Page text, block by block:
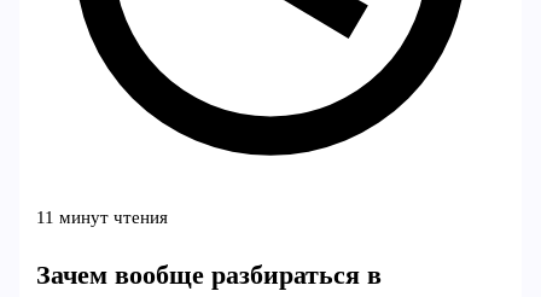
11 минут чтения
Зачем вообще разбираться в